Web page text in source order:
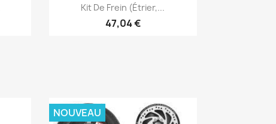
Aperçu rapide
Kit De Frein (étrier,...
47,04 €
NOUVEAU